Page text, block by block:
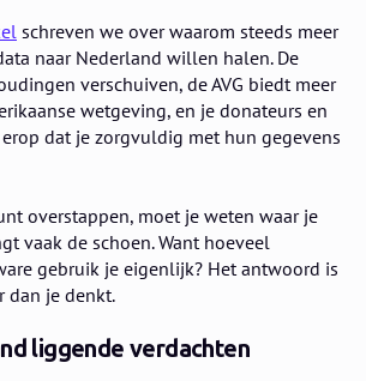
schreven we over waarom steeds meer
naar Nederland willen halen. De
verschuiven, de AVG biedt meer
wetgeving, en je donateurs en
dat je zorgvuldig met hun gegevens
overstappen, moet je weten waar je
vaak de schoen. Want hoeveel
gebruik je eigenlijk? Het antwoord is
dan je denkt.
liggende verdachten